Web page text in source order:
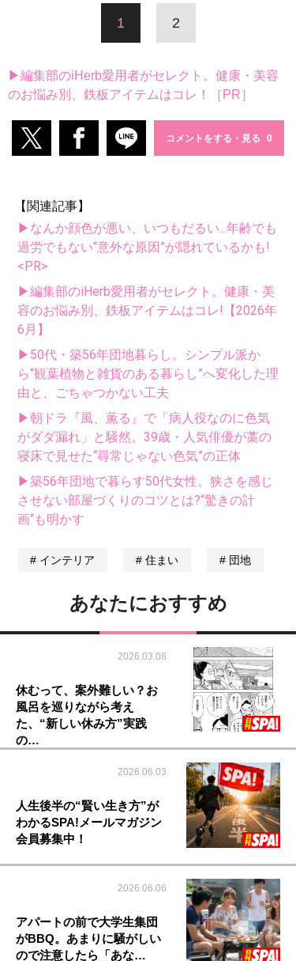
1 2
▶編集部のiHerb愛用者がセレクト。健康・美容
のお悩み別、鉄板アイテムはコレ！［PR］
コメントをする・見る
【関連記事】
▶なんか顔色が悪い、いつもだるい...年齢でも
過労でもない“意外な原因”が隠れているかも!
<PR>
▶編集部のiHerb愛用者がセレクト。健康・美
容のお悩み別、鉄板アイテムはコレ!【2026年
6月】
▶50代・築56年団地暮らし。シンプル派か
ら“観葉植物と雑貨のある暮らし”へ変化した理
由と、ごちゃつかない工夫
▶朝ドラ『風、薫る』で「病人役なのに色気
がダダ漏れ」と騒然。39歳・人気俳優が藁の
寝床で見せた“尋常じゃない色気”の正体
▶築56年団地で暮らす50代女性。狭さを感じ
させない部屋づくりのコツとは?“驚きの計
画“も明かす
インテリア 住まい 団地
あなたにおすすめ
2026.03.08
休むって、案外難しい？お
風呂を巡りながら考え
た、“新しい休み方”実践
の…
2026.06.03
人生後半の“賢い生き方”が
わかるSPA!メールマガジン
会員募集中！
2026.06.06
アパートの前で大学生集団
がBBQ。あまりに騒がしい
ので注意したら「あな…